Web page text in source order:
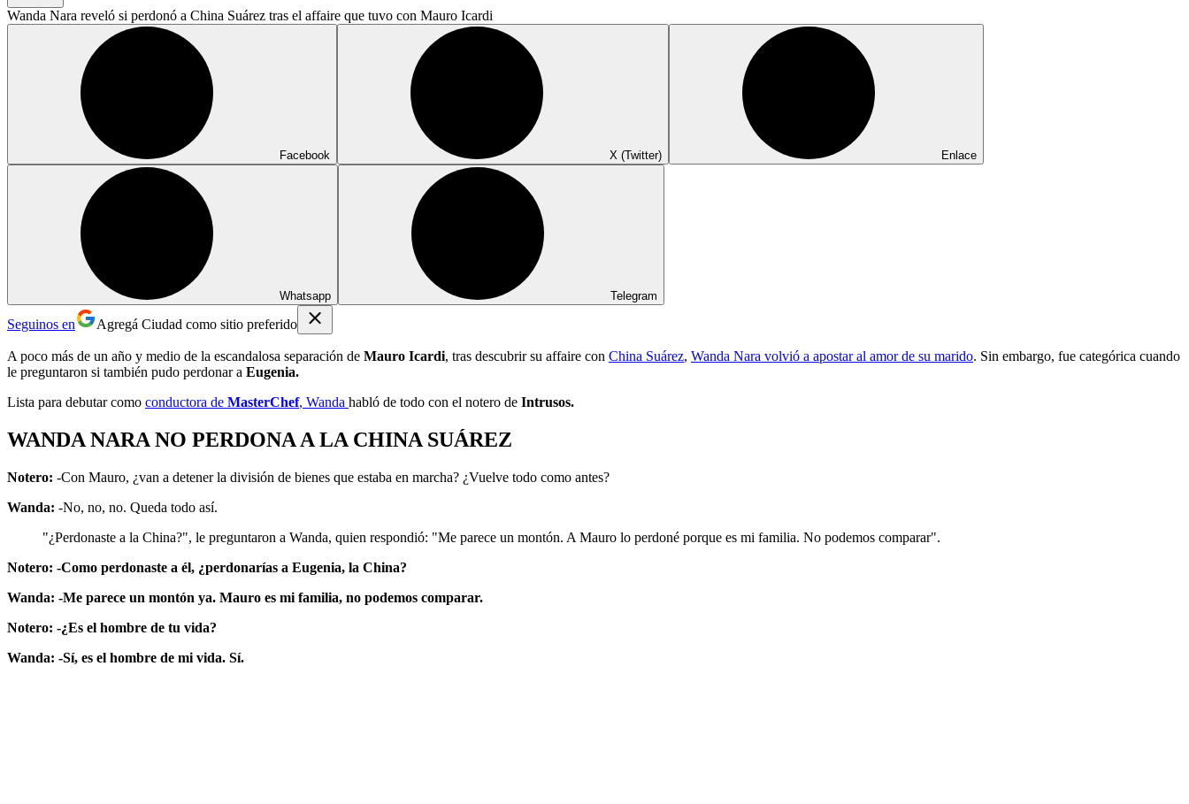
Wanda Nara reveló si perdonó a China Suárez tras el affaire que tuvo con Mauro Icardi
Facebook X (Twitter) Enlace
Whatsapp Telegram
Seguinos en Agregá Ciudad como sitio preferido
A poco más de un año y medio de la escandalosa separación de Mauro Icardi, tras descubrir su affaire con China Suárez, Wanda Nara volvió a apostar al amor de su marido. Sin embargo, fue categórica cuando
le preguntaron si también pudo perdonar a Eugenia.
Lista para debutar como conductora de MasterChef, Wanda habló de todo con el notero de Intrusos.
WANDA NARA NO PERDONA A LA CHINA SUÁREZ
Notero: -Con Mauro, ¿van a detener la división de bienes que estaba en marcha? ¿Vuelve todo como antes?
Wanda: -No, no, no. Queda todo así.
"¿Perdonaste a la China?", le preguntaron a Wanda, quien respondió: "Me parece un montón. A Mauro lo perdoné porque es mi familia. No podemos comparar".
Notero: -Como perdonaste a él, ¿perdonarías a Eugenia, la China?
Wanda: -Me parece un montón ya. Mauro es mi familia, no podemos comparar.
Notero: -¿Es el hombre de tu vida?
Wanda: -Sí, es el hombre de mi vida. Sí.